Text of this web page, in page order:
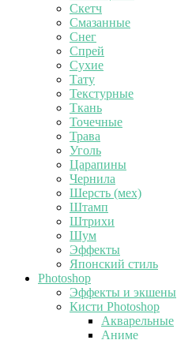
Скетч
Смазанные
Снег
Спрей
Сухие
Тату
Текстурные
Ткань
Точечные
Трава
Уголь
Царапины
Чернила
Шерсть (мех)
Штамп
Штрихи
Шум
Эффекты
Японский стиль
Photoshop
Эффекты и экшены
Кисти Photoshop
Акварельные
Аниме